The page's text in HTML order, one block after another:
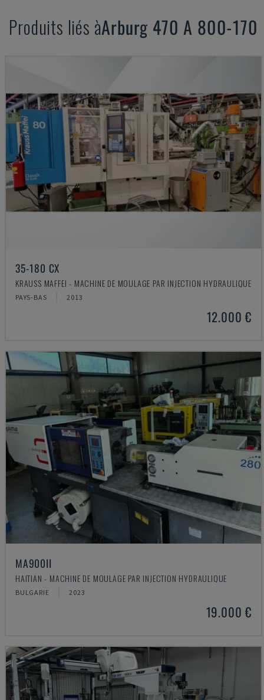
Produits liés àArburg 470 A 800-170
35-180 CX
KRAUSS MAFFEI - MACHINE DE MOULAGE PAR INJECTION HYDRAULIQUE
PAYS-BAS 2013
12.000 €
MA900ІІ
HAITIAN - MACHINE DE MOULAGE PAR INJECTION HYDRAULIQUE
BULGARIE 2023
19.000 €